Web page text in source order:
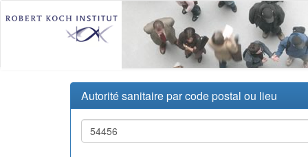
Autorité sanitaire par code postal ou lieu